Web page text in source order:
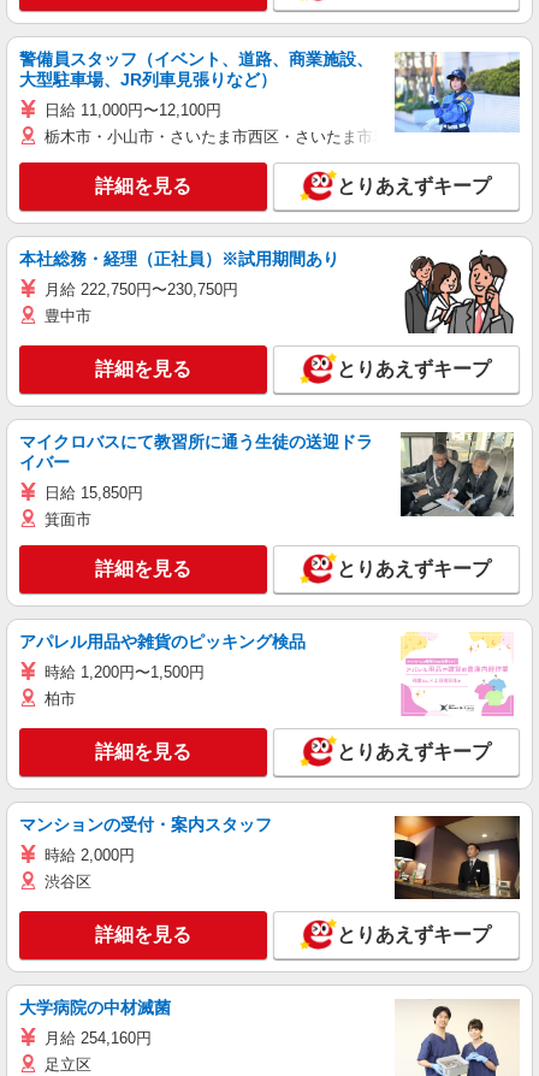
警備員スタッフ（イベント、道路、商業施設、
大型駐車場、JR列車見張りなど）
日給 11,000円〜12,100円
栃木市・小山市・さいたま市西区・さいたま市岩槻区・久喜市・蓮田
詳細を見る とりあえずキープ
本社総務・経理（正社員）※試用期間あり
月給 222,750円〜230,750円
豊中市
詳細を見る とりあえずキープ
マイクロバスにて教習所に通う生徒の送迎ドラ
イバー
日給 15,850円
箕面市
詳細を見る とりあえずキープ
アパレル用品や雑貨のピッキング検品
時給 1,200円〜1,500円
柏市
詳細を見る とりあえずキープ
マンションの受付・案内スタッフ
時給 2,000円
渋谷区
詳細を見る とりあえずキープ
大学病院の中材滅菌
月給 254,160円
足立区